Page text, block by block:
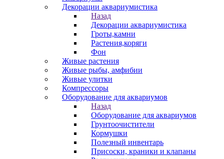
Декорации аквариумистика
Назад
Декорации аквариумистика
Гроты,камни
Растения,коряги
Фон
Живые растения
Живые рыбы, амфибии
Живые улитки
Компрессоры
Оборудование для аквариумов
Назад
Оборудование для аквариумов
Грунтоочистители
Кормушки
Полезный инвентарь
Присоски, краники и клапаны